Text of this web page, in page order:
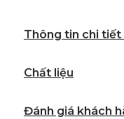
Thông tin chi tiết
Chất liệu
Đánh giá khách